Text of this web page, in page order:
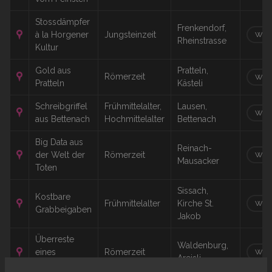
Stossdämpfer
à la Horgener
Kultur
Jungsteinzeit
Frenkendorf,
Rheinstrasse
Gold aus
Pratteln
Römerzeit
Pratteln,
Kästeli
Schreibgriffel
aus Bettenach
Frühmittelalter,
Hochmittelalter
Lausen,
Bettenach
Big Data aus
der Welt der
Toten
Römerzeit
Reinach-
Mausacker
Kostbare
Grabbeigaben
Frühmittelalter
Sissach,
Kirche St.
Jakob
Überreste
eines
Römerzeit
Waldenburg,
Areisli